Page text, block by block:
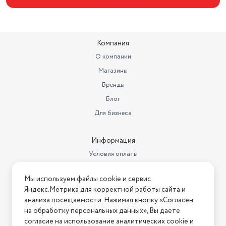
Компания
О компании
Магазины
Бренды
Блог
Для бизнеса
Информация
Условия оплаты
Условия возврата
Нашли ошибку на сайте? Напишите нам
2026 © Интернет-магазин "АстМаркет". У нас есть всё!
Мы используем файлы cookie и сервис
Яндекс.Метрика для корректной работы сайта и
анализа посещаемости. Нажимая кнопку «Согласен
на обработку персональных данных», Вы даете
согласие на использование аналитических cookie и